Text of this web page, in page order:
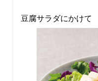
豆腐サラダにかけて